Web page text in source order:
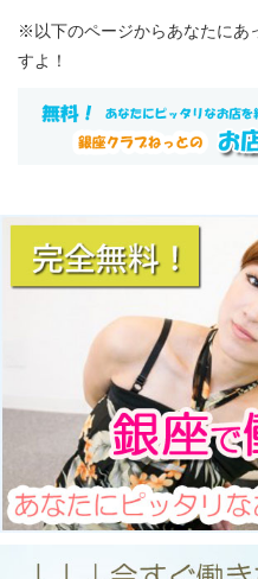
※以下のページからあなたにあ
すよ！